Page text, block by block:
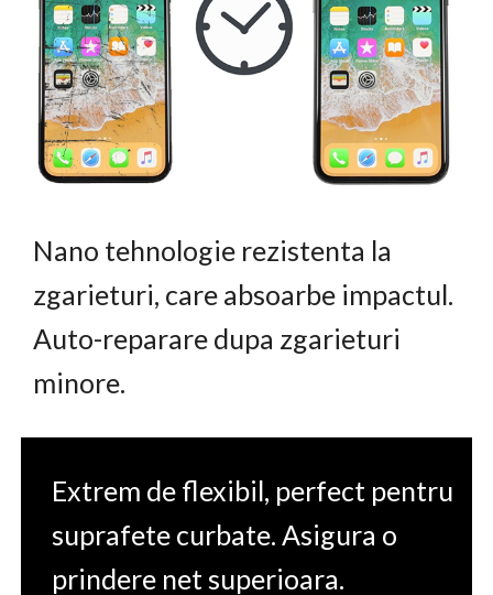
Nano tehnologie rezistenta la
zgarieturi, care absoarbe impactul.
Auto-reparare dupa zgarieturi
minore.
Extrem de flexibil, perfect pentru
suprafete curbate. Asigura o
prindere net superioara.